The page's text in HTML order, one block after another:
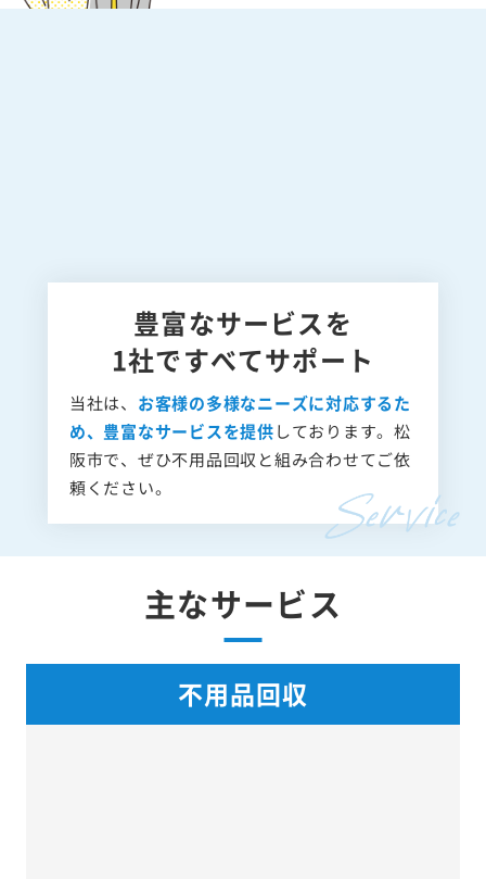
豊富なサービスを
1社ですべてサポート
当社は、 お客様の多様なニーズに対応するた
め、豊富なサービスを提供しております。松
阪市で、ぜひ不用品回収と組み合わせてご依
頼ください。
主なサービス
不用品回収